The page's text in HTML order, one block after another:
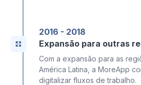
2016 - 2018
Expansão para outras
Com a expansão para as
América Latina, a MoreApp
digitalizar fluxos de trabalho.